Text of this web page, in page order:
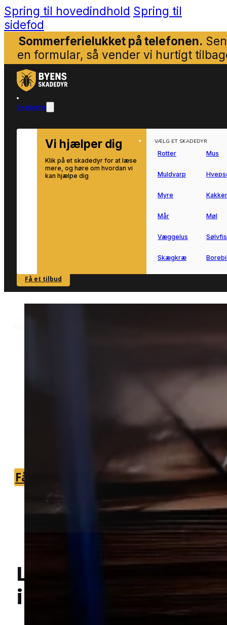
Spring til hovedindhold Spring til
sidefod
Sommerferielukket på telefonen.
en formular, så vender vi hurtigt
Skadedyr
Vi hjælper dig
Klik på et skadedyr for at læse
mere, og høre om hvordan vi
kan hjælpe dig
SE OVERSIGT
VÆLG ET SKADEDYR
Rotter Mus
Muldvarp
Myre
Mår Møl
Væggelus
Skægkræ
Få et tilbud
Mølbekæmpelse i Aarhus
Mølbekæmpelse i Aarhus hjælper dig
Vi forbinder dig med lokale partnere,
du hurtigt kan komme i gang med den
Få et tilbud +45 51 90 85 46
Lokal bekæmpelse
i Aarhus